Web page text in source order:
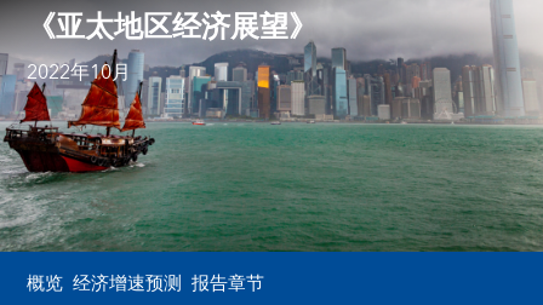
《亚太地区经济展望》
2022年10月
概览 经济增速预测 报告章节